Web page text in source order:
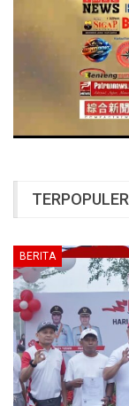
TERPOPULER
BERITA